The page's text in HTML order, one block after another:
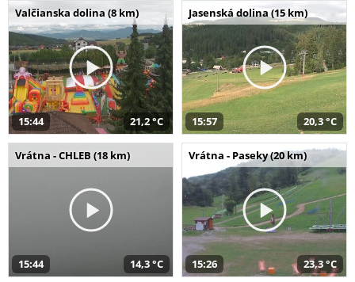
Valčianska dolina (8 km)
15:44 21,2 °C
Jasenská dolina (15 km)
15:57 20,3 °C
Vrátna - CHLEB (18 km)
15:44 14,3 °C
Vrátna - Paseky (20 km)
15:26 23,3 °C